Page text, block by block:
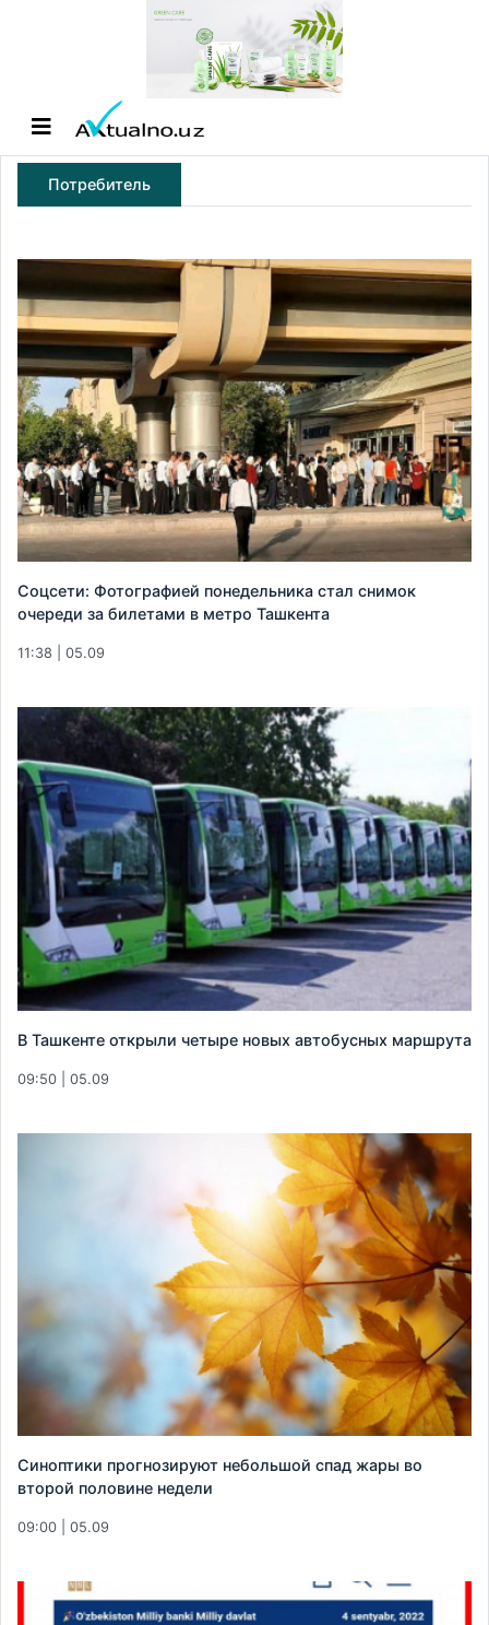
Потребитель
Соцсети: Фотографией понедельника стал снимок
очереди за билетами в метро Ташкента
11:38 | 05.09
В Ташкенте открыли четыре новых автобусных маршрута
09:50 | 05.09
Синоптики прогнозируют небольшой спад жары во
второй половине недели
09:00 | 05.09